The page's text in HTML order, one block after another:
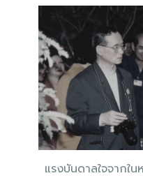
แรงบันดาลใจจากใ